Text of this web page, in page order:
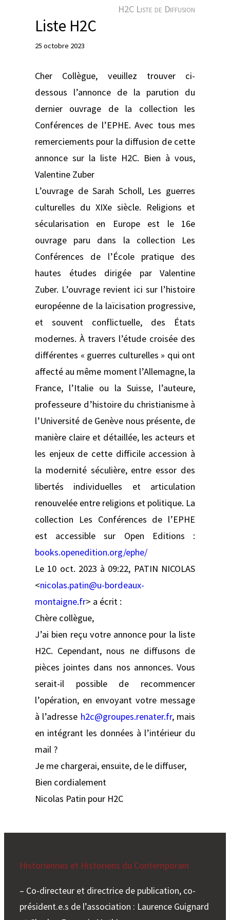
H2C Liste de Diffusion
Liste H2C
25 octobre 2023
Cher Collègue, veuillez trouver ci-
dessous l’annonce de la parution du
dernier ouvrage de la collection les
Conférences de l’EPHE. Avec tous mes
remerciements pour la diffusion de cette
annonce sur la liste H2C. Bien à vous,
Valentine Zuber
L’ouvrage de Sarah Scholl, Les guerres
culturelles du XIXe siècle. Religions et
sécularisation en Europe est le 16e
ouvrage paru dans la collection Les
Conférences de l’École pratique des
hautes études dirigée par Valentine
Zuber. L’ouvrage revient ici sur l’histoire
européenne de la laïcisation progressive,
et souvent conflictuelle, des États
modernes. À travers l’étude croisée des
différentes « guerres culturelles » qui ont
affecté au même moment l’Allemagne, la
France, l’Italie ou la Suisse, l’auteure,
professeure d’histoire du christianisme à
l’Université de Genève nous présente, de
manière claire et détaillée, les acteurs et
les enjeux de cette difficile accession à
la modernité séculière, entre essor des
libertés individuelles et articulation
renouvelée entre religions et politique. La
collection Les Conférences de l’EPHE
est accessible sur Open Editions :
books.openedition.org/ephe/
Le 10 oct. 2023 à 09:22, PATIN NICOLAS
<nicolas.patin@u-bordeaux-
montaigne.fr> a écrit :
Chère collègue,
J’ai bien reçu votre annonce pour la liste
H2C. Cependant, nous ne diffusons de
pièces jointes dans nos annonces. Vous
serait-il possible de recommencer
l’opération, en envoyant votre message
à l’adresse h2c@groupes.renater.fr, mais
en intégrant les données à l’intérieur du
mail ?
Je me chargerai, ensuite, de le diffuser,
Bien cordialement
Nicolas Patin pour H2C
Historiennes et Historiens du Contemporain
– Co-directeur et directrice de publication, co-
président.e.s de l’association : Laurence Guignard